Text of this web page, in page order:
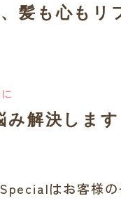
髪も心もリ
み解決します
はお客様の